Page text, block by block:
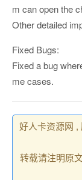
m can open the
Other detailed
Fixed Bugs:
Fixed a bug
me cases.
好人卡资源网 ,
转载请注明原文